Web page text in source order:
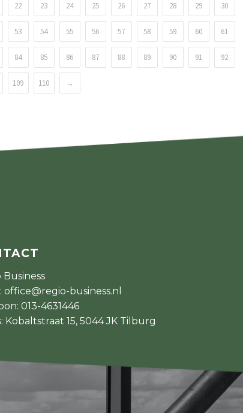
22 23 24 25 26 27 28 29 30
53 54 55 56 57 58 59 60 61
84 85 86 87 88 89 90 91 92
109 110 →
Business
office@regio-business.nl
013-4631446
Kobaltstraat 15, 5044 JK Tilburg